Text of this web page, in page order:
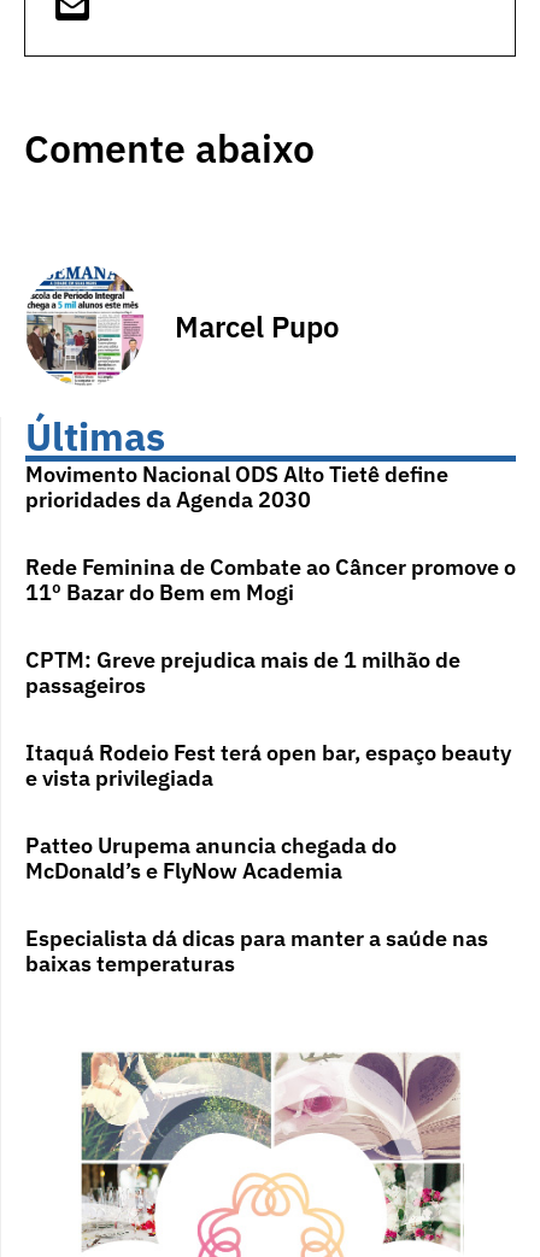
Comente abaixo
Marcel Pupo
Últimas
Movimento Nacional ODS Alto Tietê define
prioridades da Agenda 2030
Rede Feminina de Combate ao Câncer promove o
11º Bazar do Bem em Mogi
CPTM: Greve prejudica mais de 1 milhão de
passageiros
Itaquá Rodeio Fest terá open bar, espaço beauty
e vista privilegiada
Patteo Urupema anuncia chegada do
McDonald’s e FlyNow Academia
Especialista dá dicas para manter a saúde nas
baixas temperaturas